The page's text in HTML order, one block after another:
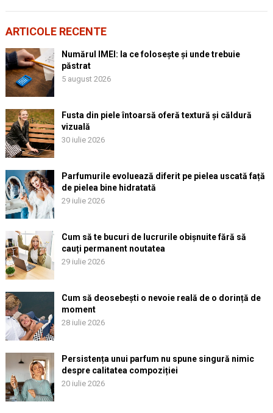
ARTICOLE RECENTE
Numărul IMEI: la ce folosește și unde trebuie
păstrat
5 august 2026
Fusta din piele întoarsă oferă textură și căldură
vizuală
30 iulie 2026
Parfumurile evoluează diferit pe pielea uscată față
de pielea bine hidratată
29 iulie 2026
Cum să te bucuri de lucrurile obișnuite fără să
cauți permanent noutatea
29 iulie 2026
Cum să deosebești o nevoie reală de o dorință de
moment
28 iulie 2026
Persistența unui parfum nu spune singură nimic
despre calitatea compoziției
20 iulie 2026